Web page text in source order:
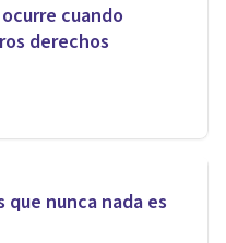
cuando
derechos
que nunca nada es